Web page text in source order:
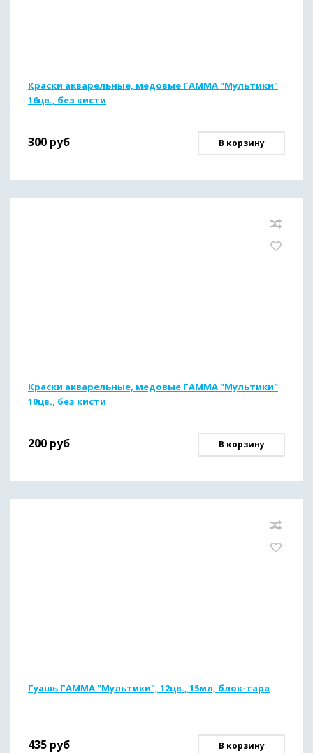
Краски акварельные, медовые ГАММА "Мультики"
16цв., без кисти
300 руб В корзину
Краски акварельные, медовые ГАММА "Мультики"
10цв., без кисти
200 руб В корзину
Гуашь ГАММА "Мультики", 12цв., 15мл, блок-тара
435 руб В корзину